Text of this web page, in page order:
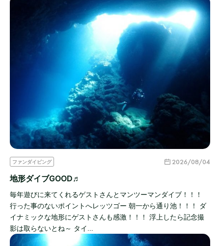
ファンダイビング 2026/08/04
地形ダイブGOOD♬
毎年遊びに来てくれるゲストさんとマンツーマンダイブ！！！
行った事のないポイントへレッツゴー 朝一から通り池！！！ ダ
イナミックな地形にゲストさんも感激！！！ 浮上したら記念撮
影は取らないとね～ タイ…